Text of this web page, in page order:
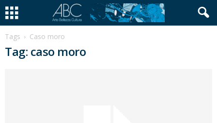
Tags Caso moro
Tag: caso moro